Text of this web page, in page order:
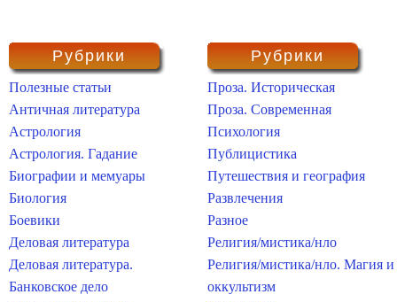
Рубрики
Полезные статьи
Античная литература
Астрология
Астрология. Гадание
Биографии и мемуары
Биология
Боевики
Деловая литература
Деловая литература.
Банковское дело
Рубрики
Проза. Историческая
Проза. Современная
Психология
Публицистика
Путешествия и география
Развлечения
Разное
Религия/мистика/нло
Религия/мистика/нло. Магия и
оккультизм